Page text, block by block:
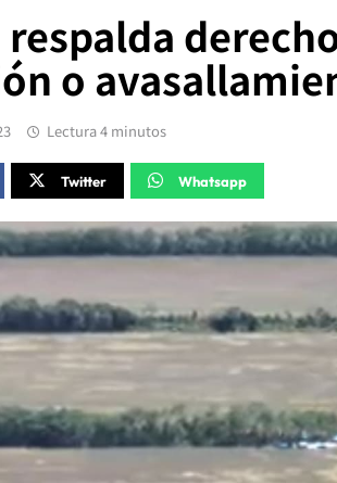
o
Lectura 4 minutos
Twitter Whatsapp